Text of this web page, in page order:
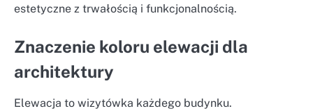
estetyczne z trwałością i funkcjonalnością.
Znaczenie koloru elewacji dla
architektury
Elewacja to wizytówka każdego budynku.